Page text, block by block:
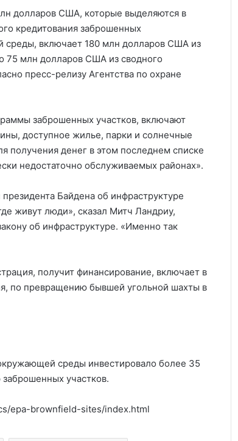
долларов США, которые выделяются в
кредитования заброшенных
среды, включает 180 млн долларов США из
75 млн долларов США из сводного
пресс-релизу Агентства по охране
заброшенных участков, включают
доступное жилье, парки и солнечные
денег в этом последнем списке
недостаточно обслуживаемых районах».
Байдена об инфраструктуре
живут люди», сказал Митч Ландриу,
об инфраструктуре. «Именно так
получит финансирование, включает в
по превращению бывшей угольной шахты в
среды инвестировало более 35
участков.
epa-brownfield-sites/index.html